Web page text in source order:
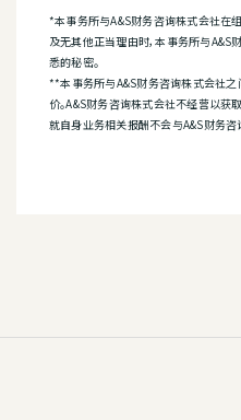
*本事务所与A&S财务咨询株式会社在
及无其他正当理由时，本事务所与
悉的秘密。
**本事务所与A&S财务咨询株式会社
价。A&S财务咨询株式会社不经营以获
就自身业务相关报酬不会与A&S财务咨